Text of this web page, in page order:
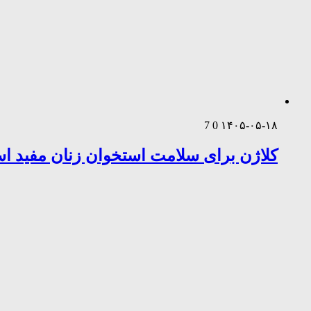
۱۴۰۵-۰۵-۱۸ 0
7
کلاژن برای سلامت استخوان زنان مفید